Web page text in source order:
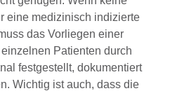
eine medizinisch indizierte
das Vorliegen einer
Patienten durch
festgestellt, dokumentiert
Wichtig ist auch, dass die